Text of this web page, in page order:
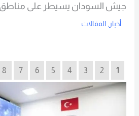
جيش السودان يسيطر على مناطق
أخبار المقالات
1
2
3
4
5
6
7
8